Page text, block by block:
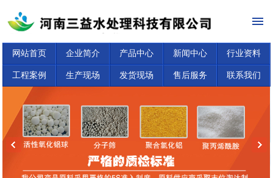
网站首页 企业简介 产品中心 新闻中心 行业资料
工程案例 生产现场 发货现场 售后服务 联系我们